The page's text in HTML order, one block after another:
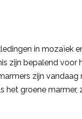
in mozaïek
zijn bepalend voor
zijn vandaag
het groene marmer,